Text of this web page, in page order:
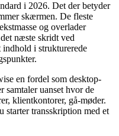
i 2026. Det der betyder
skærmen. De fleste
og overlader
næste skridt ved
indhold i strukturerede
en fordel som desktop-
uanset hvor de
klientkontorer, gå-møder.
transskription med et